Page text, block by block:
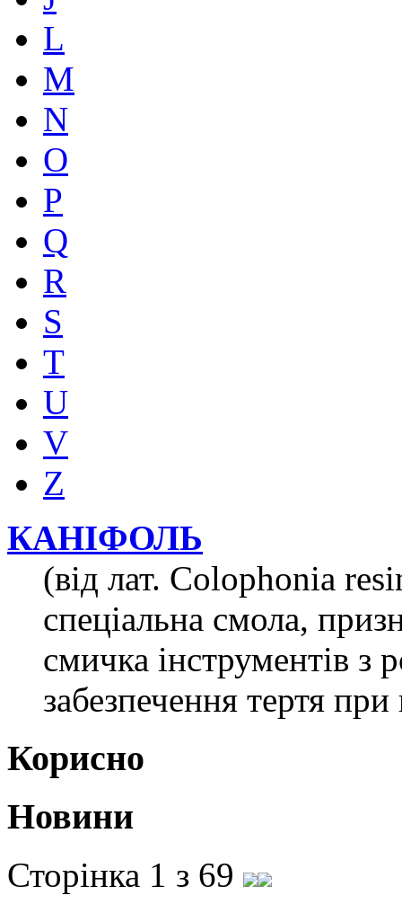
L
M
N
O
P
Q
R
S
T
U
V
Z
КАНІФОЛЬ
(від лат. Colophonia
спеціальна смола,
смичка інструментів з
забезпечення тертя
Корисно
Новини
Сторінка 1 з 69